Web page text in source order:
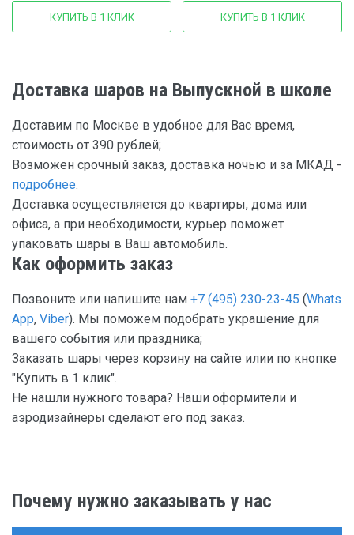
КУПИТЬ В 1 КЛИК КУПИТЬ В 1 КЛИК
Доставка шаров на Выпускной в школе
Доставим по Москве в удобное для Вас время,
стоимость от 390 рублей;
Возможен срочный заказ, доставка ночью и за МКАД -
подробнее.
Доставка осуществляется до квартиры, дома или
офиса, а при необходимости, курьер поможет
упаковать шары в Ваш автомобиль.
Как оформить заказ
Позвоните или напишите нам +7 (495) 230-23-45 (Whats
App, Viber). Мы поможем подобрать украшение для
вашего события или праздника;
Заказать шары через корзину на сайте илии по кнопке
"Купить в 1 клик".
Не нашли нужного товара? Наши оформители и
аэродизайнеры сделают его под заказ.
Почему нужно заказывать у нас